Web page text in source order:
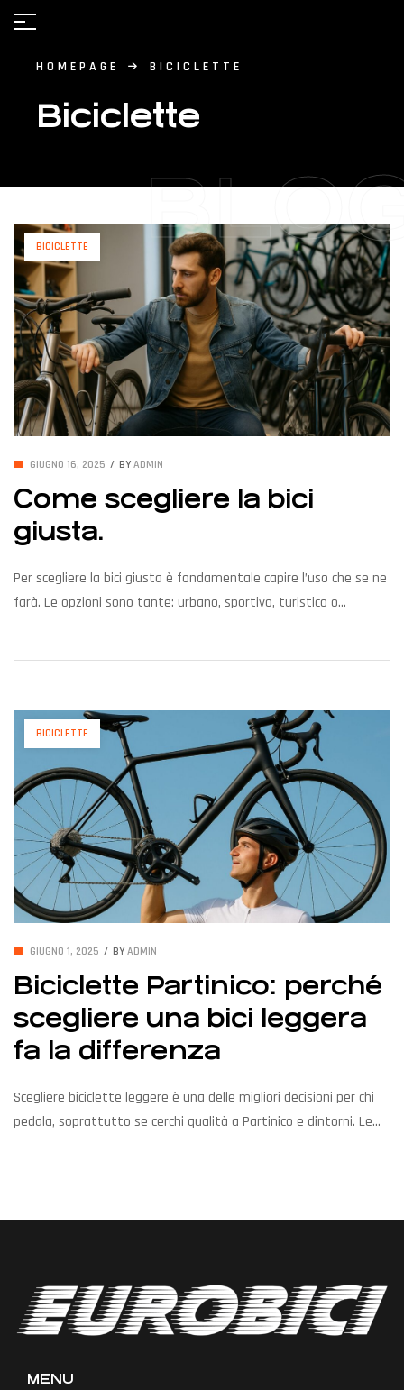
HOMEPAGE BICICLETTE
Biciclette
BICICLETTE
GIUGNO 16, 2025 BY ADMIN
Come scegliere la bici
giusta.
Per scegliere la bici giusta è fondamentale capire l’uso che se ne
farà. Le opzioni sono tante: urbano, sportivo, turistico o
BICICLETTE
GIUGNO 1, 2025 BY ADMIN
Biciclette Partinico: perché
scegliere una bici leggera
fa la differenza
Scegliere biciclette leggere è una delle migliori decisioni per chi
pedala, soprattutto se cerchi qualità a Partinico e dintorni. Le
strategica per chi desidera pedalare
MENU